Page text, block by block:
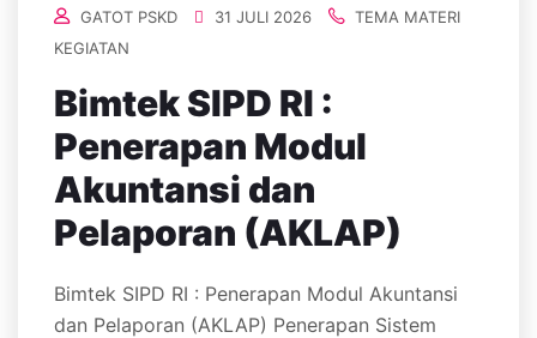
GATOT PSKD 31 JULI 2026
TEMA MATERI
KEGIATAN
Bimtek SIPD RI :
Penerapan Modul
Akuntansi dan
Pelaporan (AKLAP)
Bimtek SIPD RI : Penerapan Modul Akuntansi
dan Pelaporan (AKLAP) Penerapan Sistem